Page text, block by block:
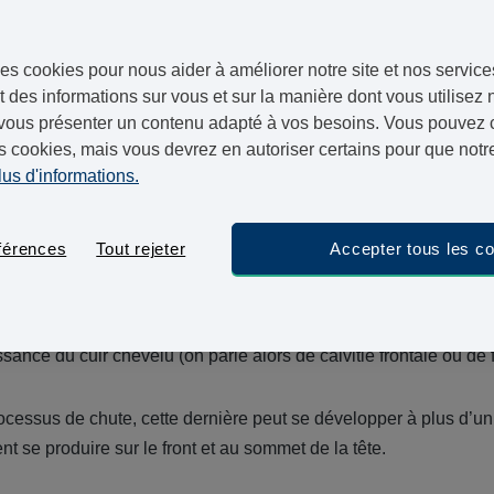
différentes catégories de calvitie
du cuir chevelu (on parle alors de calvitie frontale ou de
de chute, cette dernière peut se développer à plus
se produire sur le front et au sommet de la tête.
cookies pour nous aider à améliorer notre site et nos
des informations sur vous et sur la manière dont vous utilisez
présenter un contenu adapté à vos besoins. Vous pouvez
cookies, mais vous devrez en autoriser certains pour que
d'informations.
Tout rejeter Accepter tous les